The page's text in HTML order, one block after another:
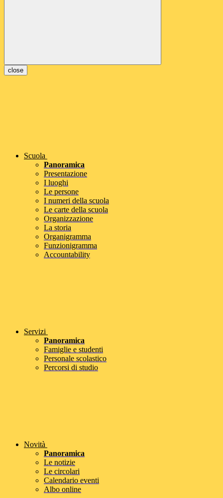
close
Scuola
Panoramica
Presentazione
I luoghi
Le persone
I numeri della scuola
Le carte della scuola
Organizzazione
La storia
Organigramma
Funzionigramma
Accountability
Servizi
Panoramica
Famiglie e studenti
Personale scolastico
Percorsi di studio
Novità
Panoramica
Le notizie
Le circolari
Calendario eventi
Albo online